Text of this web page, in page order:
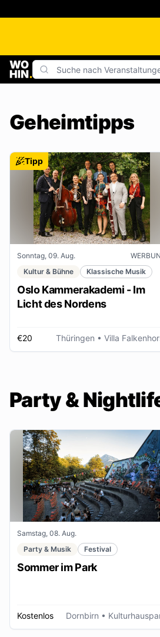
Geheimtipps
Tipp
Sonntag, 09. Aug.
Kultur & Bühne
Klassische Musik
Oslo Kammerakademi - Im
Licht des Nordens
€20 Thüringen • Villa
Party &
Samstag, 08. Aug.
Party & Musik
Festival
Sommer im Park
Kostenlos Dornbirn •